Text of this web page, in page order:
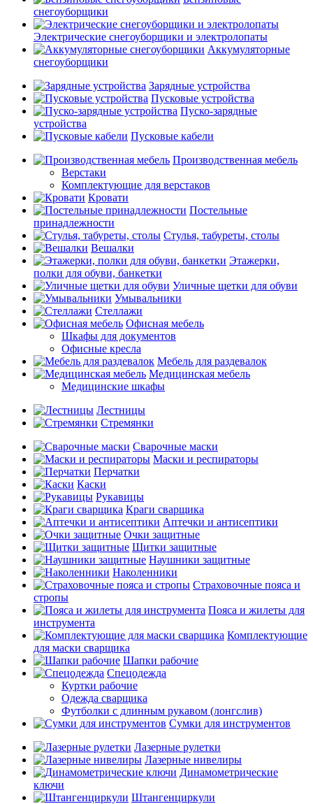
снегоуборщики
Электрические снегоуборщики и электролопаты
Аккумуляторные
снегоуборщики
Зарядные устройства
Пусковые устройства
Пуско-зарядные
устройства
Пусковые кабели
Производственная мебель
Верстаки
Комплектующие для верстаков
Кровати
Постельные
принадлежности
Стулья, табуреты, столы
Вешалки
Этажерки,
полки для обуви, банкетки
Уличные щетки для обуви
Умывальники
Стеллажи
Офисная мебель
Шкафы для документов
Офисные кресла
Мебель для раздевалок
Медицинская мебель
Медицинские шкафы
Лестницы
Стремянки
Сварочные маски
Маски и респираторы
Перчатки
Каски
Рукавицы
Краги сварщика
Аптечки и антисептики
Очки защитные
Щитки защитные
Наушники защитные
Наколенники
Страховочные пояса и
стропы
Пояса и жилеты для
инструмента
Комплектующие
для маски сварщика
Шапки рабочие
Спецодежда
Куртки рабочие
Одежда сварщика
Футболки с длинным рукавом (лонгслив)
Сумки для инструментов
Лазерные рулетки
Лазерные нивелиры
Динамометрические
ключи
Штангенциркули